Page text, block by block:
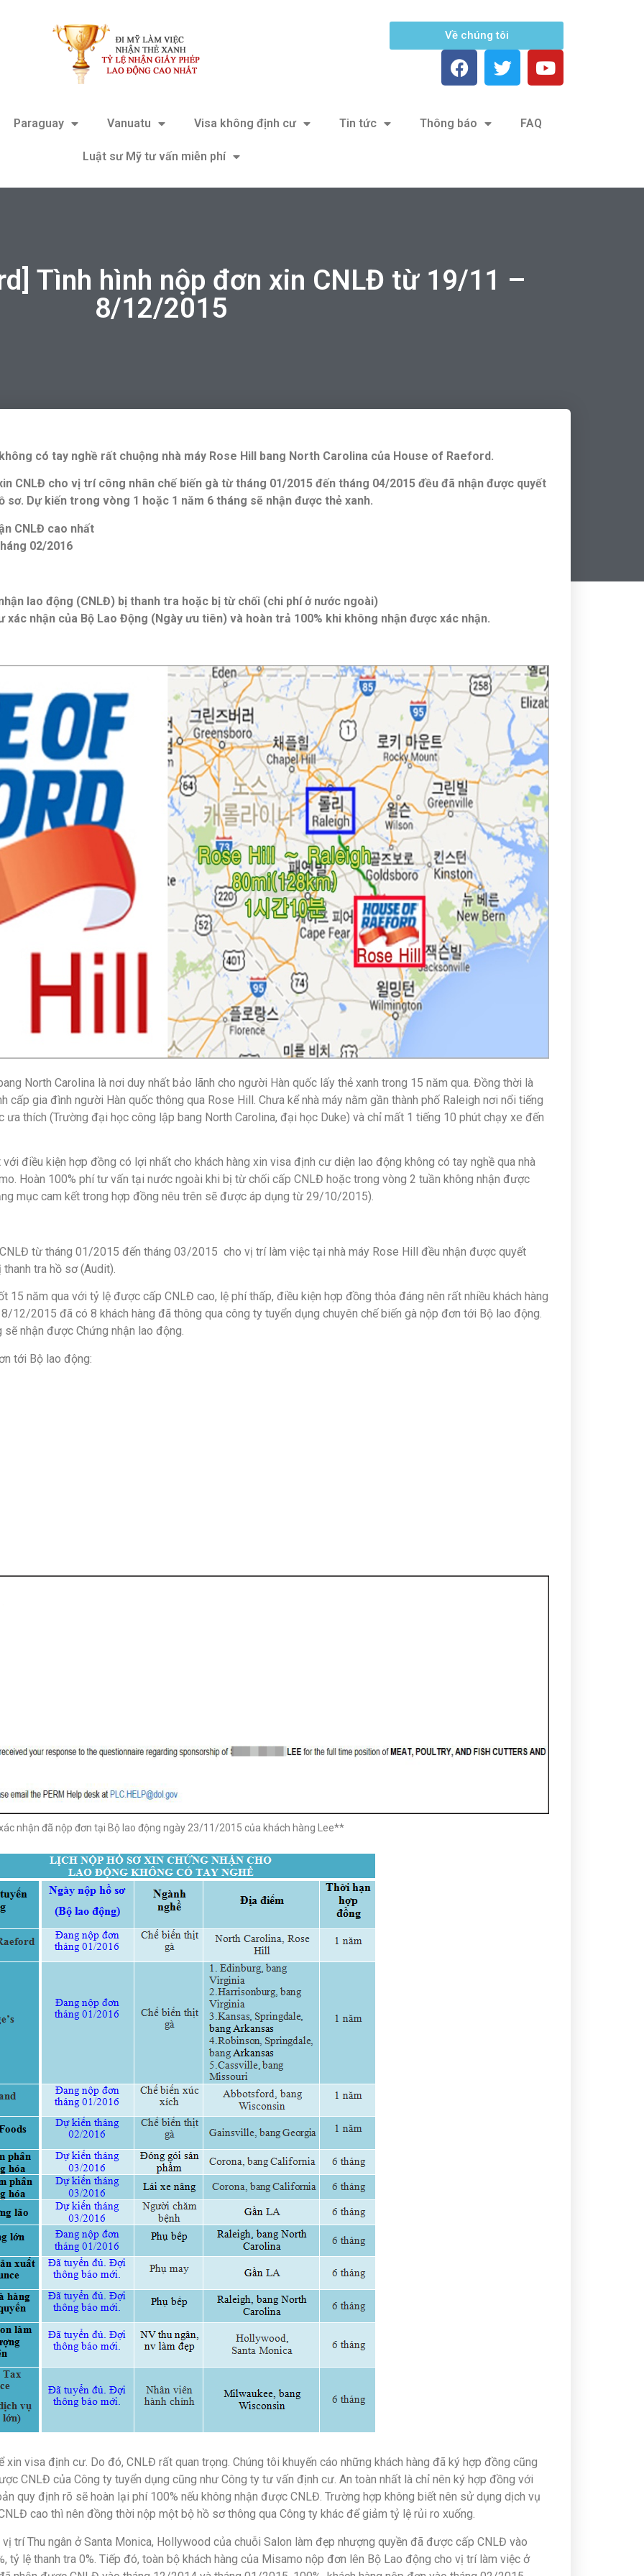
Về chúng tôi
Paraguay Vanuatu Visa không định cư Tin tức Thông báo FAQ
Luật sư Mỹ tư vấn miễn phí
Tình hình nộp đơn xin CNLĐ từ 19/11 –
8/12/2015
có tay nghề rất chuộng nhà máy Rose Hill bang North Carolina của House of Raeford.
CNLĐ cho vị trí công nhân chế biến gà từ tháng 01/2015 đến tháng 04/2015 đều đã nhận được quyết
sơ. Dự kiến trong vòng 1 hoặc 1 năm 6 tháng sẽ nhận được thẻ xanh.
CNLĐ cao nhất
02/2016
lao động (CNLĐ) bị thanh tra hoặc bị từ chối (chi phí ở nước ngoài)
nhận của Bộ Lao Động (Ngày ưu tiên) và hoàn trả 100% khi không nhận được xác nhận.
North Carolina là nơi duy nhất bảo lãnh cho người Hàn quốc lấy thẻ xanh trong 15 năm qua. Đồng thời là
cấp gia đình người Hàn quốc thông qua Rose Hill. Chưa kể nhà máy nằm gần thành phố Raleigh nơi nổi tiếng
thích (Trường đại học công lập bang North Carolina, đại học Duke) và chỉ mất 1 tiếng 10 phút chạy xe đến
điều kiện hợp đồng có lợi nhất cho khách hàng xin visa định cư diện lao động không có tay nghề qua nhà
Hoàn 100% phí tư vấn tại nước ngoài khi bị từ chối cấp CNLĐ hoặc trong vòng 2 tuần không nhận được
mục cam kết trong hợp đồng nêu trên sẽ được áp dụng từ 29/10/2015).
từ tháng 01/2015 đến tháng 03/2015 cho vị trí làm việc tại nhà máy Rose Hill đều nhận được quyết
tra hồ sơ (Audit).
năm qua với tỷ lệ được cấp CNLĐ cao, lệ phí thấp, điều kiện hợp đồng thỏa đáng nên rất nhiều khách hàng
2015 đã có 8 khách hàng đã thông qua công ty tuyển dụng chuyên chế biến gà nộp đơn tới Bộ lao động.
nhận được Chứng nhận lao động.
tới Bộ lao động:
nhận đã nộp đơn tại Bộ lao động ngày 23/11/2015 của khách hàng Lee**
visa định cư. Do đó, CNLĐ rất quan trọng. Chúng tôi khuyến cáo những khách hàng đã ký hợp đồng cũng
CNLĐ của Công ty tuyển dụng cũng như Công ty tư vấn định cư. An toàn nhất là chỉ nên ký hợp đồng với
quy định rõ sẽ hoàn lại phí 100% nếu không nhận được CNLĐ. Trường hợp không biết nên sử dụng dịch vụ
cao thì nên đồng thời nộp một bộ hồ sơ thông qua Công ty khác để giảm tỷ lệ rủi ro xuống.
trí Thu ngân ở Santa Monica, Hollywood của chuỗi Salon làm đẹp nhượng quyền đã được cấp CNLĐ vào
lệ thanh tra 0%. Tiếp đó, toàn bộ khách hàng của Misamo nộp đơn lên Bộ Lao động cho vị trí làm việc ở